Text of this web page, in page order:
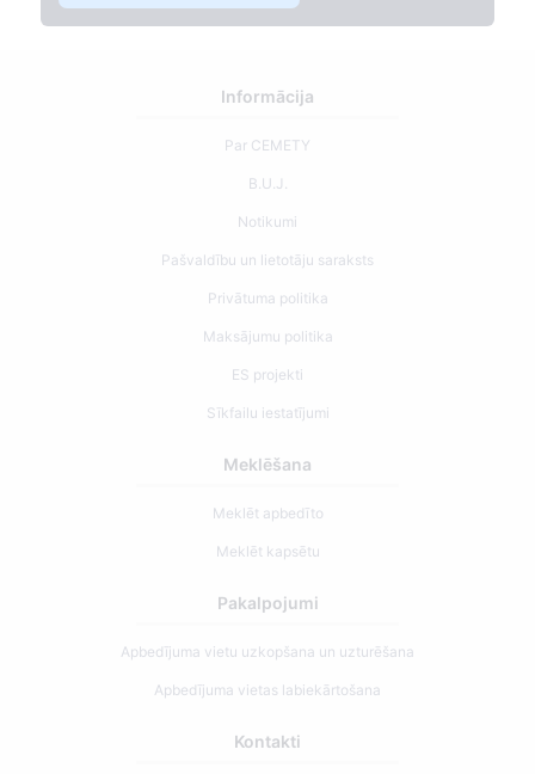
Informācija
Par CEMETY
B.U.J.
Notikumi
Pašvaldību un lietotāju saraksts
Privātuma politika
Maksājumu politika
ES projekti
Sīkfailu iestatījumi
Meklēšana
Meklēt apbedīto
Meklēt kapsētu
Pakalpojumi
Apbedījuma vietu uzkopšana un uzturēšana
Apbedījuma vietas labiekārtošana
Kontakti